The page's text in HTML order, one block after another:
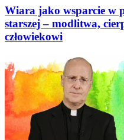
Wiara jako wsparcie w
starszej – modlitwa,
człowiekowi